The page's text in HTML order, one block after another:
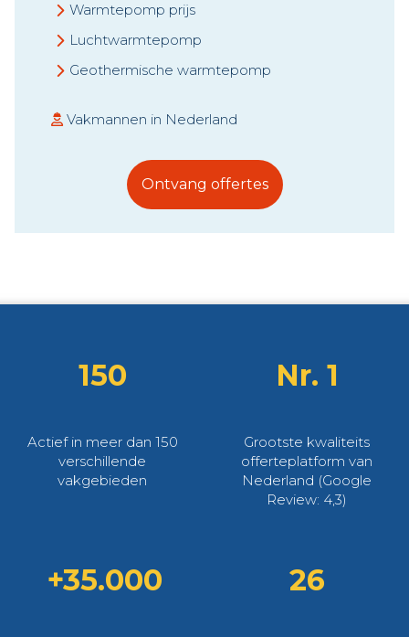
Warmtepomp prijs
Luchtwarmtepomp
Geothermische warmtepomp
Vakmannen in Nederland
Ontvang offertes
150
Actief in meer dan 150
verschillende
vakgebieden
Nr. 1
Grootste kwaliteits
offerteplatform van
Nederland (Google
Review: 4,3)
+35.000 26